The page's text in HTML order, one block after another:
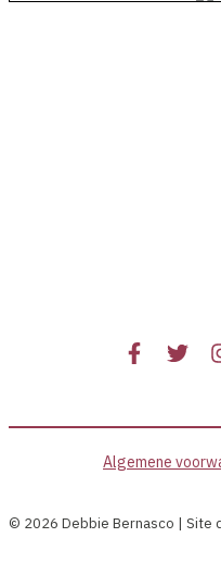
Algemene
© 2026 Debbie Bernasco | Site